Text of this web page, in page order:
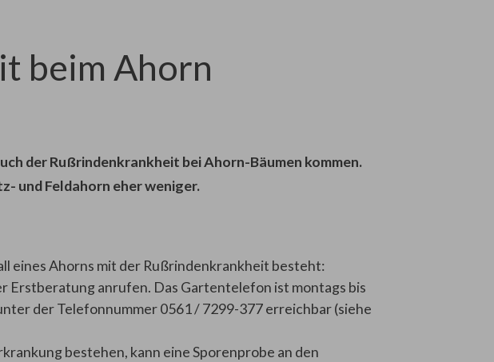
beim Ahorn
der Rußrindenkrankheit bei Ahorn-Bäumen kommen.
und Feldahorn eher weniger.
eines Ahorns mit der Rußrindenkrankheit besteht:
Erstberatung anrufen. Das Gartentelefon ist montags bis
der Telefonnummer 0561 / 7299-377 erreichbar (siehe
bestehen, kann eine Sporenprobe an den